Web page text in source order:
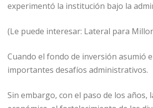
experimentó la institución bajo la
(Le puede interesar: Lateral para
Cuando el fondo de inversión asumió
importantes desafíos administrativos.
Sin embargo, con el paso de los